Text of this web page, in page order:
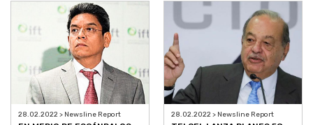
28.02.2022 > Newsline Report 28.02.2022 > Newsline Report